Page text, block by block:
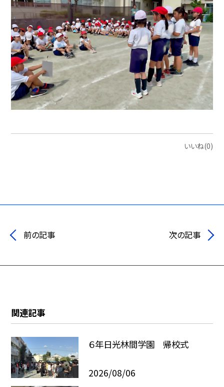
いいね(0)
前の記事 次の記事
関連記事
６年日光林間学園 帰校式
2026/08/06